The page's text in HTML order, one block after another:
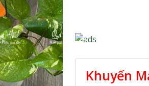
Khuyến